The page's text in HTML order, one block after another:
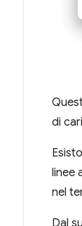
di
linee
nel